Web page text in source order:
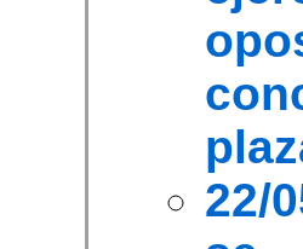
22/